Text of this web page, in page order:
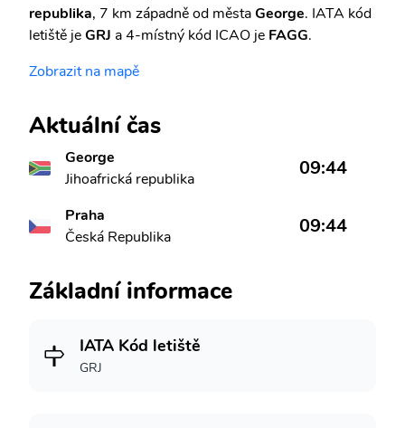
republika, 7 km západně od městaGeorge. IATA kód
letiště jeGRJ a 4-místný kód ICAO je FAGG.
Zobrazit na mapě
Aktuální čas
George
Jihoafrická republika
09:44
Praha
Česká Republika
09:44
Základní informace
IATA Kód letiště
GRJ